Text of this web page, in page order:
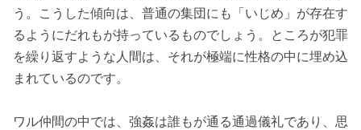
う。こうした傾向は、普通の集団にも「いじめ」が存在す
るようにだれもが持っているものでしょう。ところが犯罪
を繰り返すような人間は、それが極端に性格の中に埋め込
まれているのです。
ワル仲間の中では、強姦は誰もが通る通過儀礼であり、思